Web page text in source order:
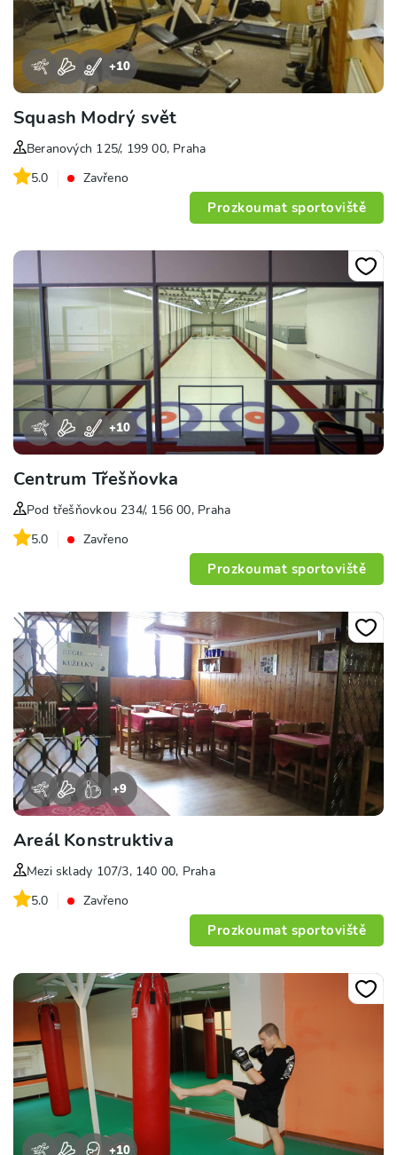
+10
Squash Modrý svět
Beranových 125/, 199 00, Praha
5.0
Zavřeno
Prozkoumat sportoviště
+10
Centrum Třešňovka
Pod třešňovkou 234/, 156 00, Praha
5.0
Zavřeno
Prozkoumat sportoviště
+9
Areál Konstruktiva
Mezi sklady 107/3, 140 00, Praha
5.0
Zavřeno
Prozkoumat sportoviště
+10